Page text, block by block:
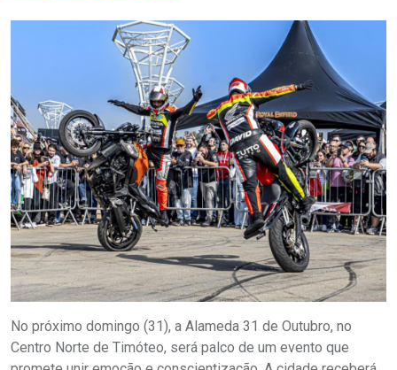
No próximo domingo (31), a Alameda 31 de Outubro, no
Centro Norte de Timóteo, será palco de um evento que